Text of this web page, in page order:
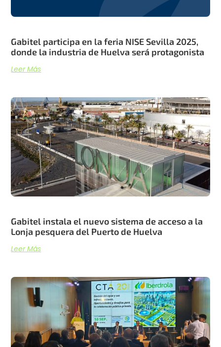
Gabitel participa en la feria NISE Sevilla 2025,
donde la industria de Huelva será protagonista
Leer Más
Gabitel instala el nuevo sistema de acceso a la
Lonja pesquera del Puerto de Huelva
Leer Más